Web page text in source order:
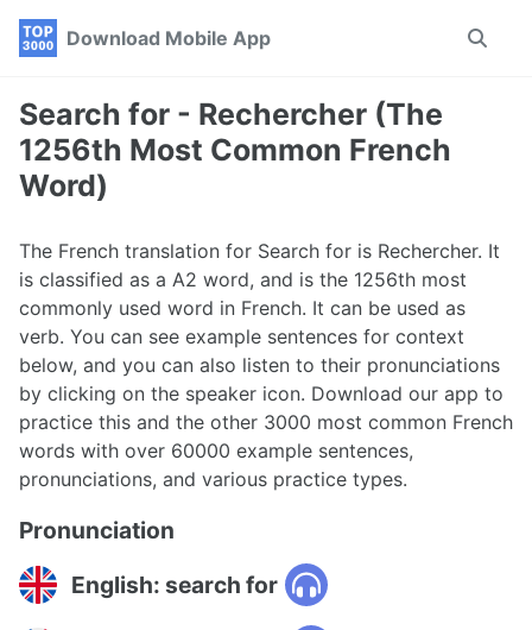
Skip
navigation
Skip
Skip
Download Mobile App
Toggle
Search for - Rechercher (The
1256th Most Common French
Word)
The French translation for Search for is Rechercher. It
is classified as a A2 word, and is the 1256th most
commonly used word in French. It can be used as
verb. You can see example sentences for context
below, and you can also listen to their pronunciations
by clicking on the speaker icon. Download our app to
practice this and the other 3000 most common French
words with over 60000 example sentences,
pronunciations, and various practice types.
Pronunciation
English: search for